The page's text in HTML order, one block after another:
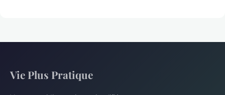
Vie Plus Pratique